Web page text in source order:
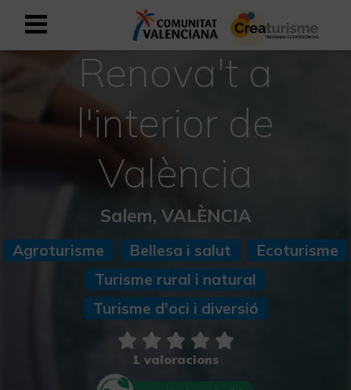
Registrar-se com a usuari
Registre empresarial
Valencià
Mediterrani Actiu i Esportiu
Mediterrani Cultural
Mediterrani Rural i Natural
Experiències a la tardor
Experiències Setmana Santa
Renova't a
l'interior de
València
Salem, VALÈNCIA
Agroturisme Bellesa i salut
Ecoturisme
Turisme rural i natural
Turisme d'oci i diversió
1 valoracions